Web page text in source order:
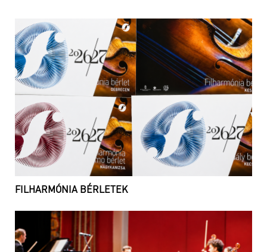
FILHARMÓNIA BÉRLETEK